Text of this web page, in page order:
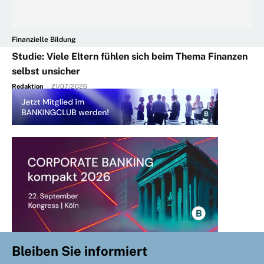
Finanzielle Bildung
Studie: Viele Eltern fühlen sich beim Thema Finanzen
selbst unsicher
Redaktion - 21/07/2026
Bleiben Sie informiert